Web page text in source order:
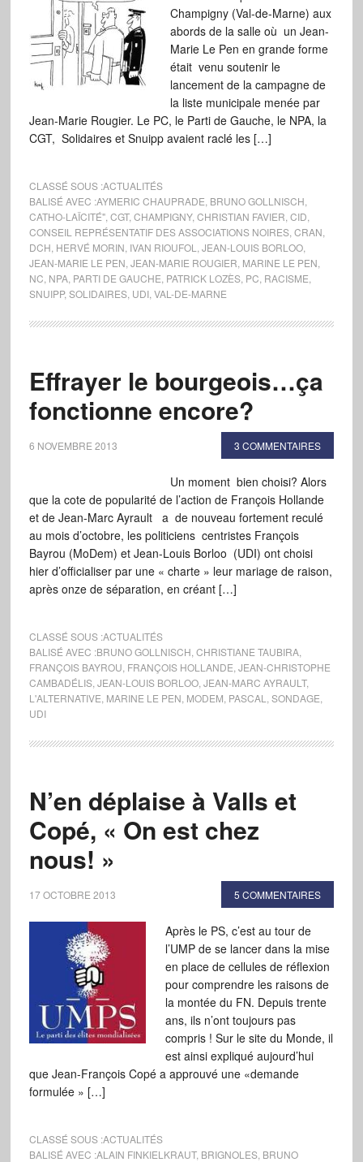
Champigny (Val-de-Marne) aux
abords de la salle où un Jean-
Marie Le Pen en grande forme
était venu soutenir le
lancement de la campagne de
la liste municipale menée par
Jean-Marie Rougier. Le PC, le Parti de Gauche, le NPA, la
CGT, Solidaires et Snuipp avaient raclé les […]
CLASSÉ SOUS :ACTUALITÉS
BALISÉ AVEC :AYMERIC CHAUPRADE BRUNO GOLLNISCH
CATHO-LAÏCITÉ", CGT, CHAMPIGNY, CHRISTIAN FAVIER CID
CONSEIL REPRÉSENTATIF DES ASSOCIATIONS NOIRES, CRAN
DCH HERVÉ MORIN IVAN RIOUFOL JEAN-LOUIS BORLOO,
JEAN-MARIE LE PEN JEAN-MARIE ROUGIER MARINE LE PEN
NC NPA, PARTI DE GAUCHE PATRICK LOZÈS, PC RACISME
SNUIPP, SOLIDAIRES, UDI, VAL-DE-MARNE
Effrayer le bourgeois…ça
fonctionne encore?
6 NOVEMBRE 2013 3 COMMENTAIRES
Un moment bien choisi? Alors
que la cote de popularité de l’action de François Hollande
et de Jean-Marc Ayrault a de nouveau fortement reculé
au mois d’octobre, les politiciens centristes François
Bayrou (MoDem) et Jean-Louis Borloo (UDI) ont choisi
hier d’officialiser par une « charte » leur mariage de raison,
après onze de séparation, en créant […]
CLASSÉ SOUS :ACTUALITÉS
BALISÉ AVEC :BRUNO GOLLNISCH CHRISTIANE TAUBIRA,
FRANÇOIS BAYROU FRANÇOIS HOLLANDE JEAN-CHRISTOPHE
CAMBADÉLIS, JEAN-LOUIS BORLOO, JEAN-MARC AYRAULT,
L'ALTERNATIVE MARINE LE PEN MODEM PASCAL SONDAGE
UDI
N’en déplaise à Valls et
Copé, « On est chez
nous! »
17 OCTOBRE 2013 5 COMMENTAIRES
Après le PS, c’est au tour de
l’UMP de se lancer dans la mise
en place de cellules de réflexion
pour comprendre les raisons de
la montée du FN. Depuis trente
ans, ils n’ont toujours pas
compris ! Sur le site du Monde, il
est ainsi expliqué aujourd’hui
que Jean-François Copé a approuvé une «demande
formulée » […]
CLASSÉ SOUS :ACTUALITÉS
BALISÉ AVEC :ALAIN FINKIELKRAUT, BRIGNOLES, BRUNO